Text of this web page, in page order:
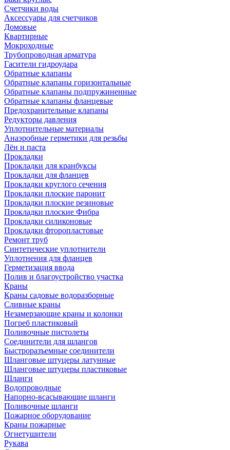
Счетчики воды
Аксессуары для счетчиков
Домовые
Квартирные
Мокроходные
Трубопроводная арматура
Гасители гидроудара
Обратные клапаны
Обратные клапаны горизонтальные
Обратные клапаны подпружиненные
Обратные клапаны фланцевые
Предохранительные клапаны
Редукторы давления
Уплотнительные материалы
Анаэробные герметики для резьбы
Лён и паста
Прокладки
Прокладки для кранбуксы
Прокладки для фланцев
Прокладки круглого сечения
Прокладки плоские паронит
Прокладки плоские резиновые
Прокладки плоские Фибра
Прокладки силиконовые
Прокладки фторопластовые
Ремонт труб
Синтетические уплотнители
Уплотнения для фланцев
Герметизация ввода
Полив и благоустройство участка
Краны
Краны садовые водоразборные
Сливные краны
Незамерзающие краны и колонки
Погреб пластиковый
Поливочные пистолеты
Соединители для шлангов
Быстроразъемные соединители
Шланговые штуцеры латунные
Шланговые штуцеры пластиковые
Шланги
Водопроводные
Напорно-всасывающие шланги
Поливочные шланги
Пожарное оборудование
Краны пожарные
Огнетушители
Рукава